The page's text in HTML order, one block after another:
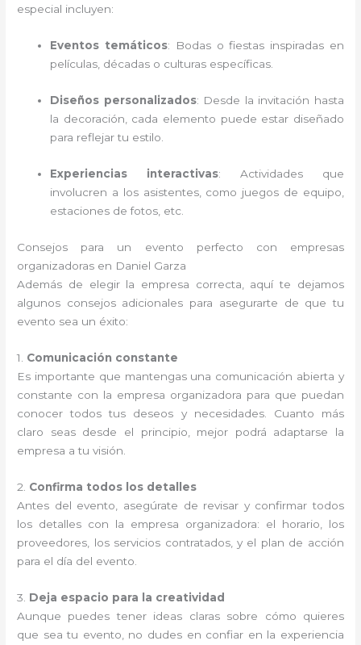
especial incluyen:
Eventos temáticos: Bodas o fiestas inspiradas en
películas, décadas o culturas específicas.
Diseños personalizados: Desde la invitación hasta
la decoración, cada elemento puede estar diseñado
para reflejar tu estilo.
Experiencias interactivas: Actividades que
involucren a los asistentes, como juegos de equipo,
estaciones de fotos, etc.
Consejos para un evento perfecto con empresas
organizadoras en Daniel Garza
Además de elegir la empresa correcta, aquí te dejamos
algunos consejos adicionales para asegurarte de que tu
evento sea un éxito:
1. Comunicación constante
Es importante que mantengas una comunicación abierta y
constante con la empresa organizadora para que puedan
conocer todos tus deseos y necesidades. Cuanto más
claro seas desde el principio, mejor podrá adaptarse la
empresa a tu visión.
2. Confirma todos los detalles
Antes del evento, asegúrate de revisar y confirmar todos
los detalles con la empresa organizadora: el horario, los
proveedores, los servicios contratados, y el plan de acción
para el día del evento.
3. Deja espacio para la creatividad
Aunque puedes tener ideas claras sobre cómo quieres
que sea tu evento, no dudes en confiar en la experiencia